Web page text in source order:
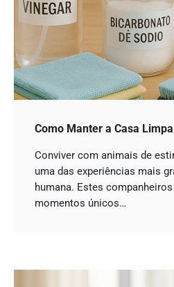
Como Manter a Casa
Conviver com animais de
uma das experiências mais
humana. Estes
momentos únicos…